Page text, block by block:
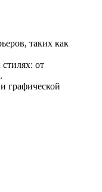
таких как
от
графической